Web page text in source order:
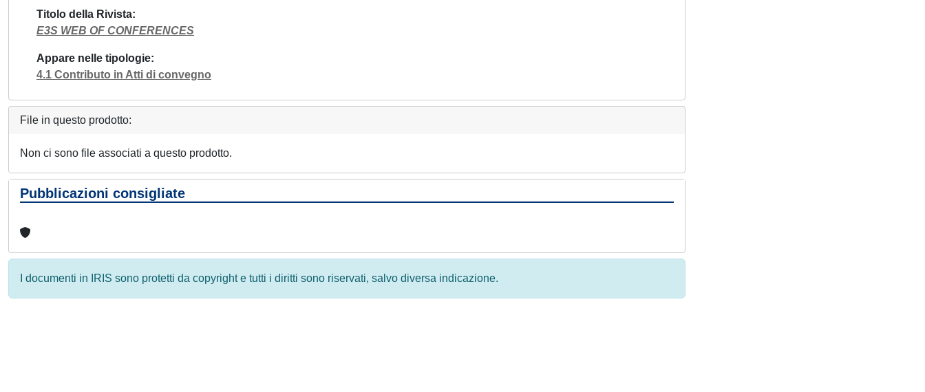
Titolo della Rivista
E3S WEB OF CONFERENCES
Appare nelle tipologie
4.1 Contributo in Atti di convegno
File in questo prodotto:
Non ci sono file associati a questo prodotto.
Pubblicazioni consigliate
I documenti in IRIS sono protetti da copyright e tutti i diritti sono riservati, salvo diversa indicazione.